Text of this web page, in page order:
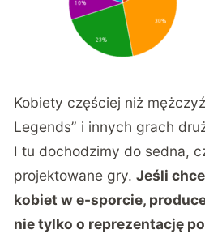
Kobiety częściej niż
Legends” i innych grach
I tu dochodzimy do sedna,
projektowane gry.Jeśli
kobiet w e-sporcie,
nie tylko o reprezentację